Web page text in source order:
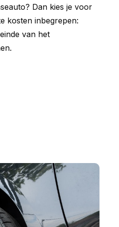
Dan kies je voor
kosten inbegrepen:
van het